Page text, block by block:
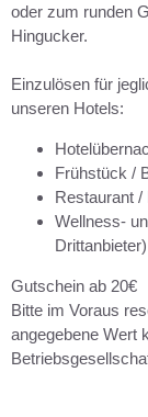
oder zum runden
Hingucker.
Einzulösen für
unseren Hotels:
Frühstück /
Restaurant /
Wellness-
Drittanbieter)
Gutschein ab 20€
Bitte im Voraus
angegebene Wert